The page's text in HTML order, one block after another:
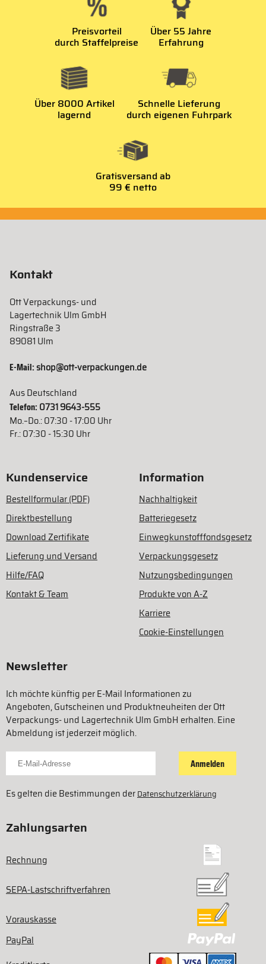
Preisvorteil
durch Staffelpreise
Über 55 Jahre
Erfahrung
Über 8000 Artikel
lagernd
Schnelle Lieferung
durch eigenen Fuhrpark
Gratisversand ab
99 € netto
Kontakt
Ott Verpackungs- und
Lagertechnik Ulm GmbH
Ringstraße 3
89081 Ulm
E-Mail:shop@ott-verpackungen.de
Aus Deutschland
Telefon: 0731 9643-555
Mo.–Do.: 07:30 - 17:00 Uhr
Fr.: 07:30 - 15:30 Uhr
Kundenservice
Bestellformular (PDF)
Direktbestellung
Download Zertifikate
Lieferung und Versand
Hilfe/FAQ
Kontakt & Team
Information
Nachhaltigkeit
Batteriegesetz
Einwegkunstofffondsgesetz
Verpackungsgesetz
Nutzungsbedingungen
Produkte von A-Z
Karriere
Cookie-Einstellungen
Newsletter
Ich möchte künftig per E-Mail Informationen zu
Angeboten, Gutscheinen und Produktneuheiten der Ott
Verpackungs- und Lagertechnik Ulm GmbH erhalten. Eine
Abmeldung ist jederzeit möglich.
Für Newsletter anmelden
Anmelden
Es gelten die Bestimmungen derDatenschutzerklärung
Zahlungsarten
Rechnung
SEPA-Lastschriftverfahren
Vorauskasse
PayPal